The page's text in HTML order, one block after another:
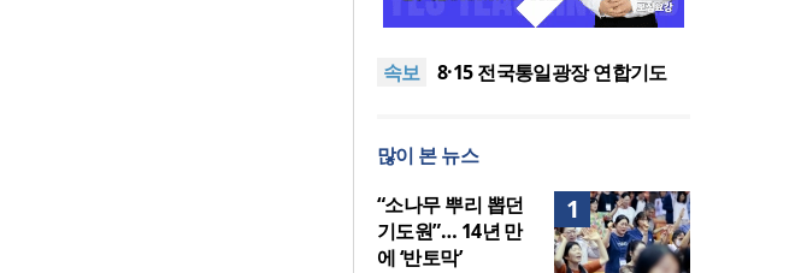
속보
한동대 RISE사업단, 포항 죽도
발간
세대 위해 기도하자”
8·15 전국통일광장 연합기도
희망의 미래를 향하여”
한동대 RISE사업단, 포항 죽도
시장 담은 로컬 매거진 ‘포항집’
발간
“광복절 맞아 자유 지키고 다음
세대 위해 기도하자”
많이 본 뉴스
1
“소나무 뿌리 뽑던
기도원”… 14년 만
에 ‘반토막’